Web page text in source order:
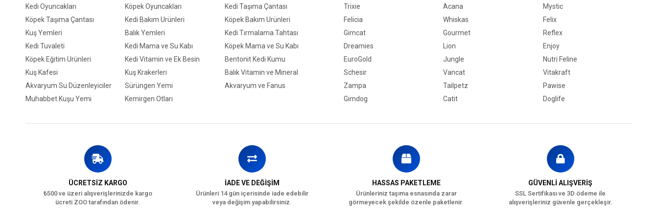
Kedi Oyuncakları Köpek Oyuncakları
Kedi Taşıma Çantası
Köpek Taşıma Çantası
Kedi Bakım Ürünleri
Köpek Bakım Ürünleri
Kuş Yemleri
Balık Yemleri
Kedi Tırmalama Tahtası
Kedi Tuvaleti
Kedi Mama ve Su Kabı
Köpek Mama ve Su Kabı
Köpek Eğitim Ürünleri
Kedi Vitamin ve Ek Besin
Bentonit Kedi Kumu
Kuş Kafesi
Kuş Krakerleri
Balık Vitamin ve Mineral
Akvaryum Su Düzenleyiciler
Sürüngen Yemi
Akvaryum ve Fanus
Muhabbet Kuşu Yemi
Kemirgen Otları
Trixie Acana
Mystic
Felicia
Whiskas
Felix
Gimcat
Gourmet
Reflex
Dreamies
Lion
Enjoy
EuroGold
Jungle
Nutri Feline
Schesir
Vancat
Vitakraft
Zampa
Tailpetz
Pawise
Gimdog
Catit Doglife
ÜCRETSİZ KARGO
₺500 ve üzeri alışverişlerinizde kargo
ücreti ZOO tarafından ödenir.
İADE VE DEĞİŞİM
Ürünleri 14 gün içerisinde iade edebilir
veya değişim yapabilirsiniz.
HASSAS PAKETLEME
Ürünleriniz taşıma esnasında zarar
görmeyecek şekilde özenle paketlenir.
GÜVENLİ ALIŞVERİŞ
SSL Sertifikası ve 3D ödeme ile
alışverişleriniz güvenle gerçekleşir.